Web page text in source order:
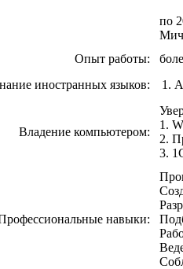
по
Опыт работы:
иностранных языков:
1.
Владение компьютером:
1.
2.
3.
навыки: